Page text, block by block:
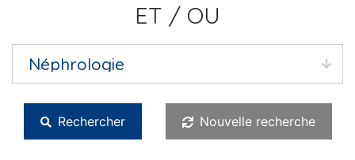
ET / OU
Rechercher Nouvelle recherche